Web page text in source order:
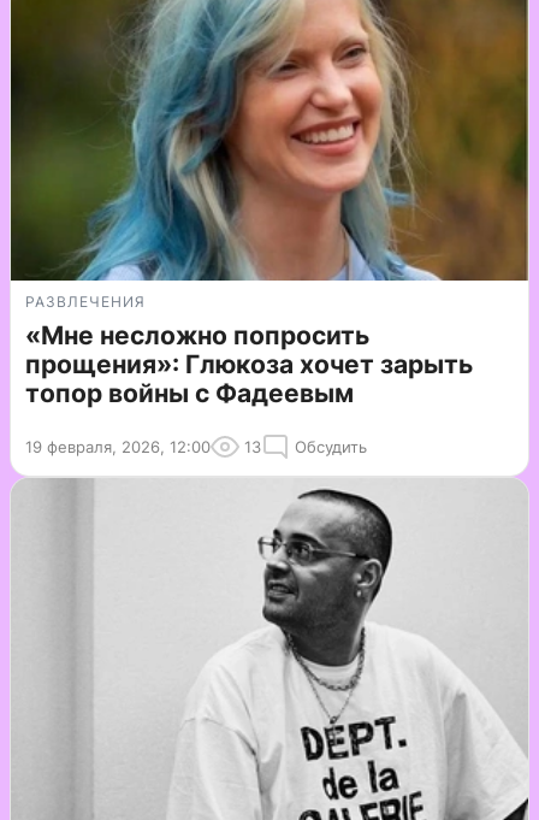
РАЗВЛЕЧЕНИЯ
«Мне несложно попросить
прощения»: Глюкоза хочет зарыть
топор войны с Фадеевым
19 февраля, 2026, 12:00 13 Обсудить